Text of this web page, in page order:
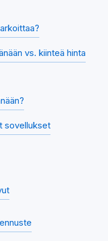
vs. kiinteä hinta
sovellukset